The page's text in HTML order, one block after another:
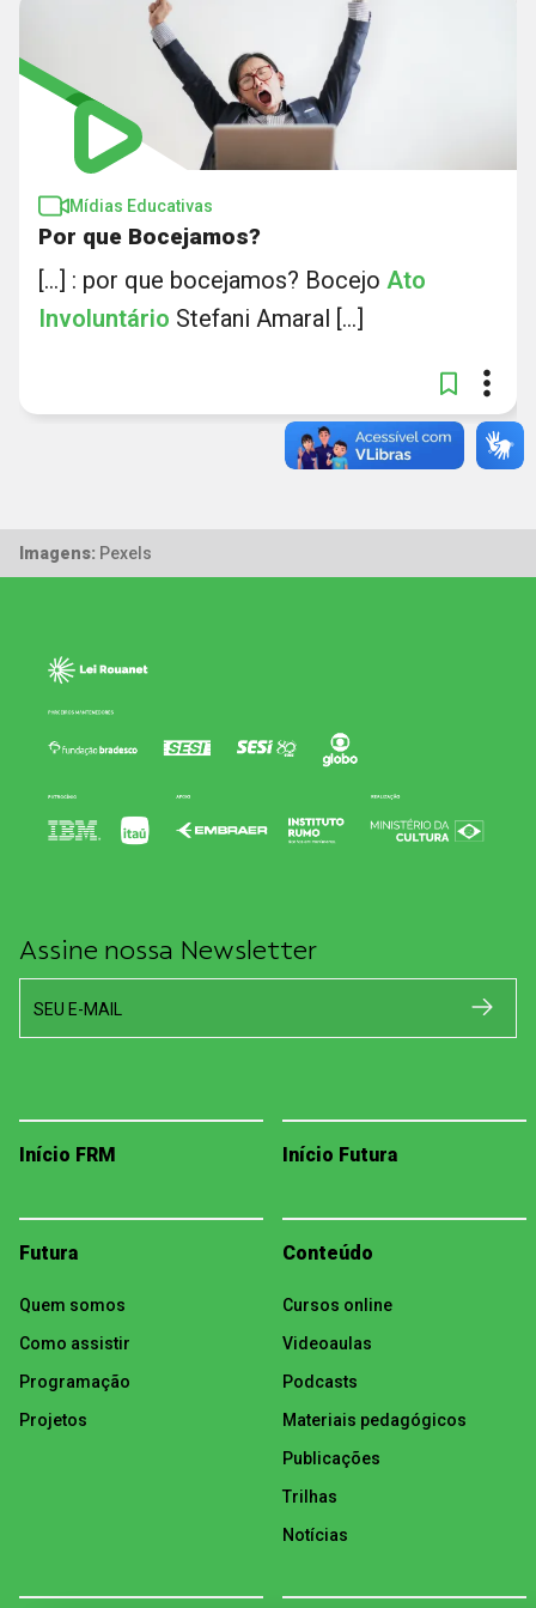
Mídias Educativas
Por que Bocejamos?
[...] : por que bocejamos? Bocejo Ato
Involuntário Stefani Amaral [...]
Imagens: Pexels
Assine nossa Newsletter
SEU E-MAIL
Início FRM Início Futura
Futura
Quem somos
Como assistir
Programação
Projetos
Conteúdo
Cursos online
Videoaulas
Podcasts
Materiais pedagógicos
Publicações
Trilhas
Notícias